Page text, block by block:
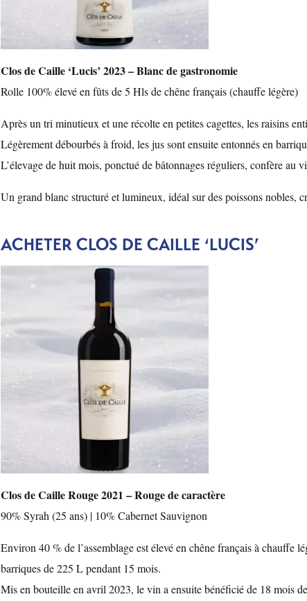
Clos de Caille ‘Lucis’ 2023 – Blanc de gastronomie
Rolle 100% élevé en fûts de 5 Hls de chêne français (chauffe légère)
Après un tri minutieux et une récolte en petites cagettes, les raisins
Légèrement débourbés à froid, les jus sont ensuite entonnés en
L’élevage de huit mois, ponctué de bâtonnages réguliers, confère au
Un grand blanc structuré et lumineux, idéal sur des poissons nobles,
ACHETER CLOS DE CAILLE ‘LUCIS’
Clos de Caille Rouge 2021 – Rouge de caractère
90% Syrah (25 ans) | 10% Cabernet Sauvignon
Environ 40 % de l’assemblage est élevé en chêne français à
barriques de 225 L pendant 15 mois.
Mis en bouteille en avril 2023, le vin a ensuite bénéficié de 18 mois